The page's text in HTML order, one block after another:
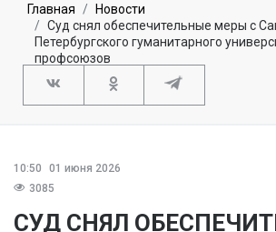
Главная
Новости
Суд снял обеспечительные меры с
Петербургского гуманитарного
профсоюзов
10:50
01 июня 2026
3085
СУД СНЯЛ